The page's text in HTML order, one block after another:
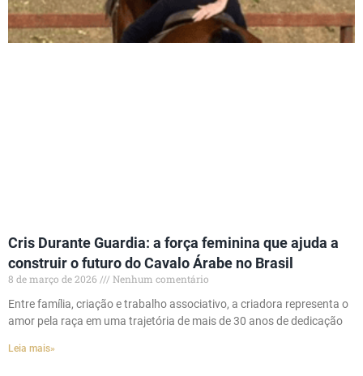
Cris Durante Guardia: a força feminina que ajuda a
construir o futuro do Cavalo Árabe no Brasil
8 de março de 2026
Nenhum comentário
Entre família, criação e trabalho associativo, a criadora representa o
amor pela raça em uma trajetória de mais de 30 anos de dedicação
Leia mais»